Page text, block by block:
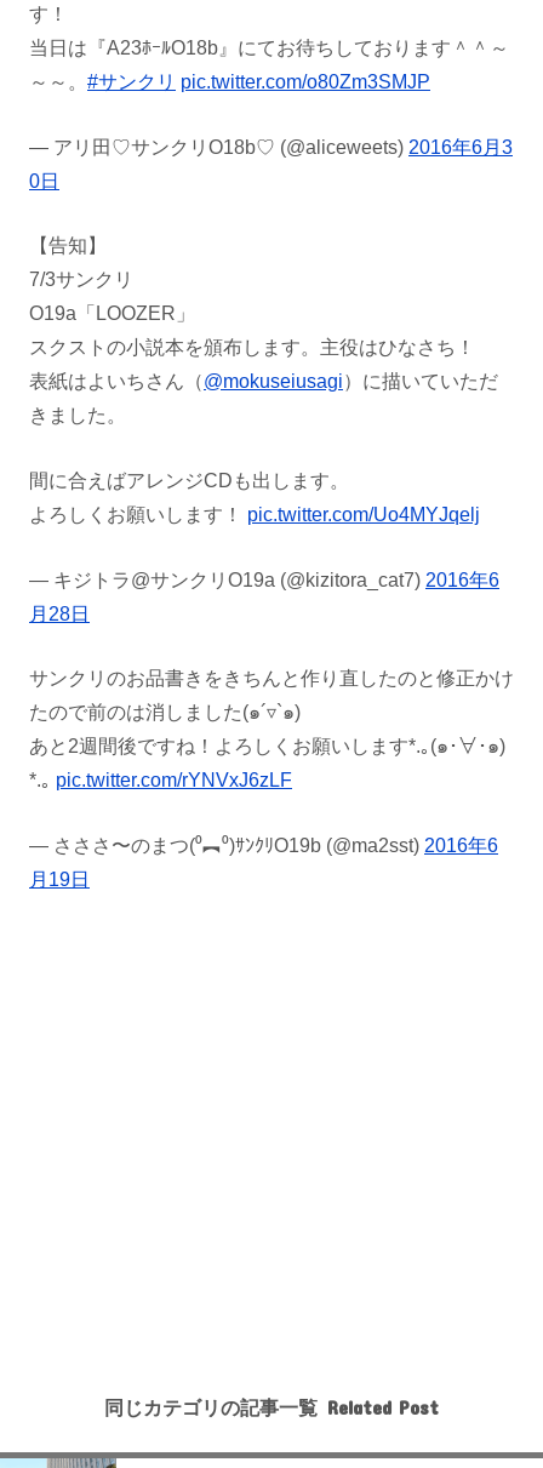
す！
当日は『A23ﾎｰﾙO18b』にてお待ちしております＾＾～
～～。 #サンクリ pic.twitter.com/o80Zm3SMJP
— アリ田♡サンクリO18b♡ (@aliceweets) 2016年6月3
0日
【告知】
7/3サンクリ
O19a「LOOZER」
スクストの小説本を頒布します。主役はひなさち！
表紙はよいちさん（@mokuseiusagi）に描いていただ
きました。
間に合えばアレンジCDも出します。
よろしくお願いします！ pic.twitter.com/Uo4MYJqelj
— キジトラ@サンクリO19a (@kizitora_cat7) 2016年6
月28日
サンクリのお品書きをきちんと作り直したのと修正かけ
たので前のは消しました(๑´▿`๑)
あと2週間後ですね！よろしくお願いします*.｡(๑･∀･๑)
*.｡ pic.twitter.com/rYNVxJ6zLF
— さささ〜のまつ(⁰︻⁰)ｻﾝｸﾘO19b (@ma2sst) 2016年6
月19日
同じカテゴリの記事一覧